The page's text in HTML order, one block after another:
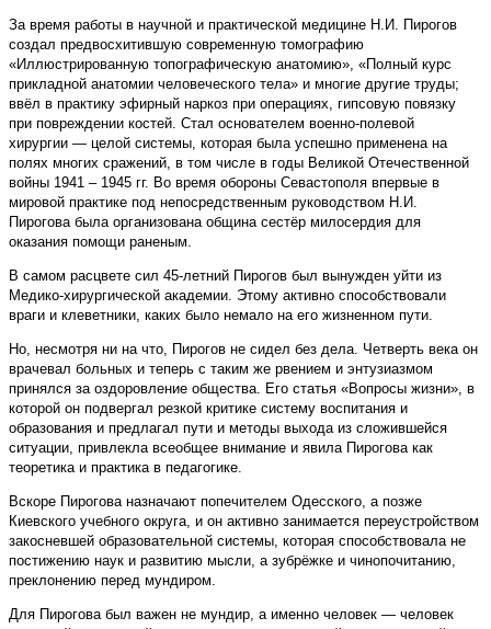
За время работы в научной и практической медицине Н.И. Пирогов
создал предвосхитившую современную томографию
«Иллюстрированную топографическую анатомию», «Полный курс
прикладной анатомии человеческого тела» и многие другие труды;
ввёл в практику эфирный наркоз при операциях, гипсовую повязку
при повреждении костей. Стал основателем военно-полевой
хирургии — целой системы, которая была успешно применена на
полях многих сражений, в том числе в годы Великой Отечественной
войны 1941 – 1945 гг. Во время обороны Севастополя впервые в
мировой практике под непосредственным руководством Н.И.
Пирогова была организована община сестёр милосердия для
оказания помощи раненым.
В самом расцвете сил 45-летний Пирогов был вынужден уйти из
Медико-хирургической академии. Этому активно способствовали
враги и клеветники, каких было немало на его жизненном пути.
Но, несмотря ни на что, Пирогов не сидел без дела. Четверть века он
врачевал больных и теперь с таким же рвением и энтузиазмом
принялся за оздоровление общества. Его статья «Вопросы жизни», в
которой он подвергал резкой критике систему воспитания и
образования и предлагал пути и методы выхода из сложившейся
ситуации, привлекла всеобщее внимание и явила Пирогова как
теоретика и практика в педагогике.
Вскоре Пирогова назначают попечителем Одесского, а позже
Киевского учебного округа, и он активно занимается переустройством
закосневшей образовательной системы, которая способствовала не
постижению наук и развитию мысли, а зубрёжке и чинопочитанию,
преклонению перед мундиром.
Для Пирогова был важен не мундир, а именно человек — человек